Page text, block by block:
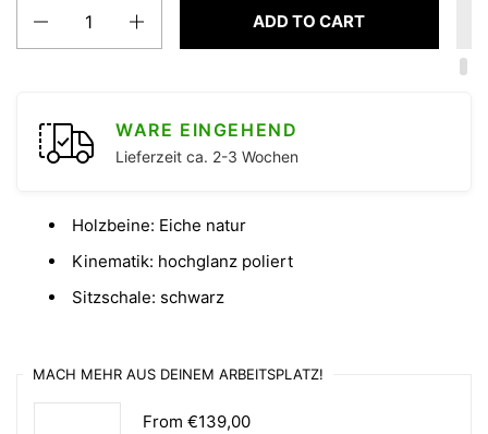
ADD TO CART
WARE EINGEHEND
Lieferzeit ca. 2-3 Wochen
Holzbeine: Eiche natur
Kinematik: hochglanz poliert
Sitzschale: schwarz
MACH MEHR AUS DEINEM ARBEITSPLATZ!
From €139,00